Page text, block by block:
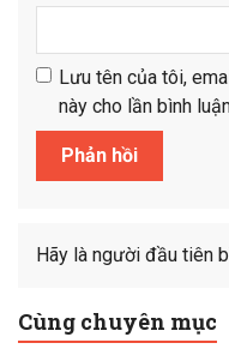
Lưu tên của tôi,
này cho lần bình
Hãy là người đầu tiên
Cùng chuyên mục